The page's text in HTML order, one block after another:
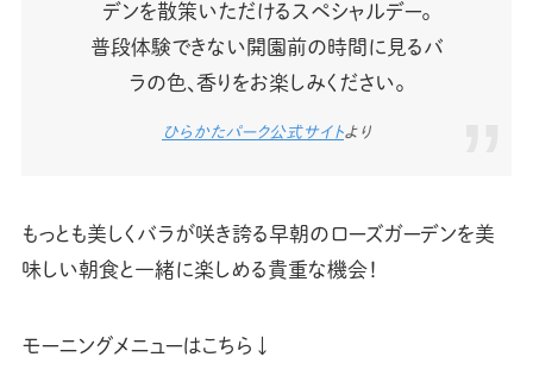
デンを散策いただけるスペシャルデー。
普段体験できない開園前の時間に見るバ
ラの色、香りをお楽しみください。
ひらかたパーク公式サイトより
もっとも美しくバラが咲き誇る早朝のローズガーデンを美
味しい朝食と一緒に楽しめる貴重な機会！
モーニングメニューはこちら↓